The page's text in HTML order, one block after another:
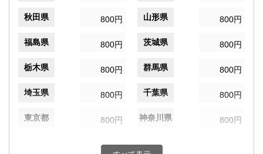
秋田県 800円 山形県 800円
福島県 800円 茨城県 800円
栃木県 800円 群馬県 800円
埼玉県 800円 千葉県 800円
東京都 800円 神奈川県 800円
800円 富山県